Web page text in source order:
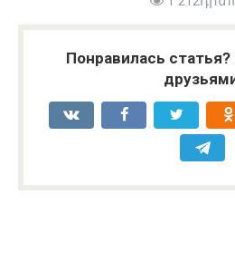
Понравилась